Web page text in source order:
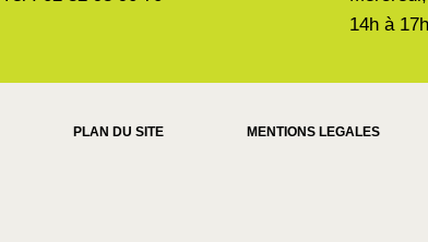
14h à 17h
PLAN DU SITE MENTIONS LEGALES